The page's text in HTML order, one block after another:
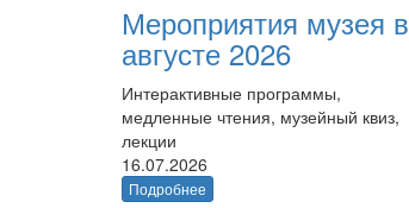
Мероприятия музея в
августе 2026
Интерактивные программы,
медленные чтения, музейный квиз,
лекции
16.07.2026
Подробнее